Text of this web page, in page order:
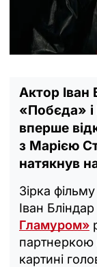
Актор Іван
«Побєда» і
вперше
з Марією
натякнув
Зірка
Іван
Гламуром»
партнеркою
картині